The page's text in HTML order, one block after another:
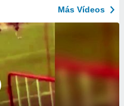
Más Vídeos